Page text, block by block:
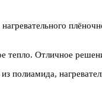
тепло. Отличное
полиамида,